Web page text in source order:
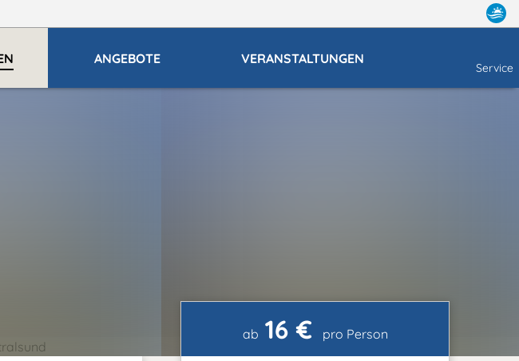
ANGEBOTE VERANSTALTUNGEN
Service
ab 16 € pro Person